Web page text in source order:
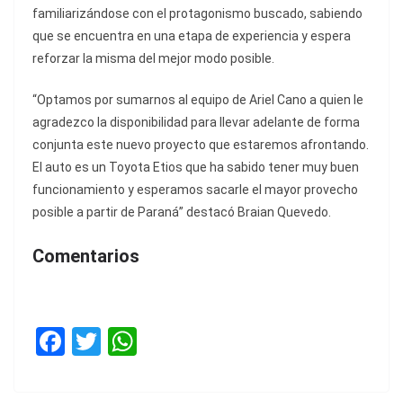
familiarizándose con el protagonismo buscado, sabiendo
que se encuentra en una etapa de experiencia y espera
reforzar la misma del mejor modo posible.
“Optamos por sumarnos al equipo de Ariel Cano a quien le
agradezco la disponibilidad para llevar adelante de forma
conjunta este nuevo proyecto que estaremos afrontando.
El auto es un Toyota Etios que ha sabido tener muy buen
funcionamiento y esperamos sacarle el mayor provecho
posible a partir de Paraná” destacó Braian Quevedo.
Comentarios
F T